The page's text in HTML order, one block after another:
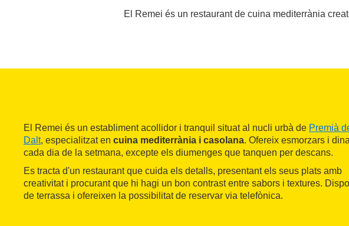
El Remei és un restaurant de cuina mediterrània
El Remei és un establiment acollidor i tranquil situat al nucli urbà de Premià
Dalt, especialitzat en cuina mediterrània i casolana. Ofereix esmorzars i
cada dia de la setmana, excepte els diumenges que tanquen per descans.
Es tracta d'un restaurant que cuida els detalls, presentant els seus plats amb
creativitat i procurant que hi hagi un bon contrast entre sabors i textures.
de terrassa i ofereixen la possibilitat de reservar via telefònica.